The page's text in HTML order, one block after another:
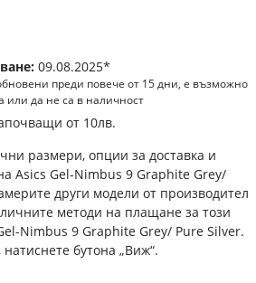
09.08.2025*
преди повече от 15 дни, е възможно
или да не са в наличност
от 10лв.
размери, опции за доставка и
Asics Gel-Nimbus 9 Graphite Grey/
други модели от производител
методи на плащане за този
Nimbus 9 Graphite Grey/ Pure Silver.
бутона „Виж“.